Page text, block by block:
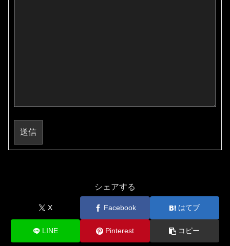
送信
シェアする
X Facebook はてブ
LINE Pinterest コピー